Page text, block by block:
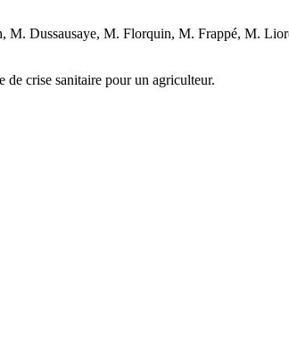
Dussausaye, M. Florquin, M. Frappé, M.
de crise sanitaire pour un agriculteur.